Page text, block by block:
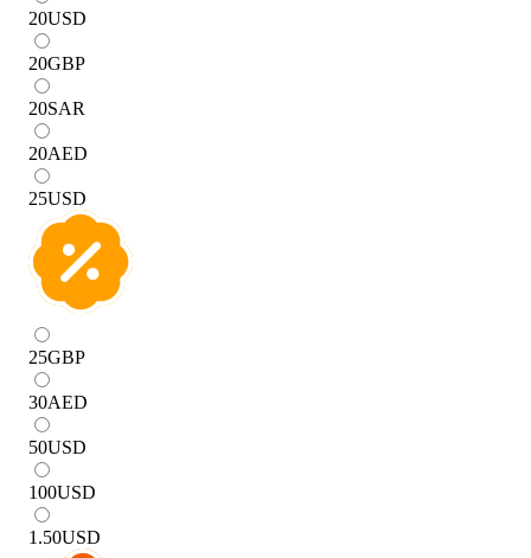
20USD
20GBP
20SAR
20AED
25USD
25GBP
30AED
50USD
100USD
1.50USD